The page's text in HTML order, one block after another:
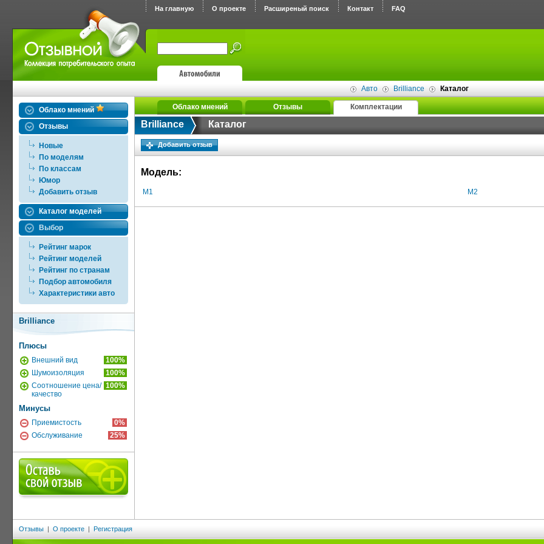
На главную О проекте Расширеный поиск Контакт FAQ
Авто Brilliance Каталог
Облако мнений
Отзывы
Новые
По моделям
По классам
Юмор
Добавить отзыв
Каталог моделей
Выбор
Рейтинг марок
Рейтинг моделей
Рейтинг по странам
Подбор автомобиля
Характеристики авто
Brilliance
Плюсы
Внешний вид
100%
Шумоизоляция
100%
Соотношение цена/
качество
100%
Минусы
Приемистость
0%
Обслуживание
25%
Облако мнений Отзывы Комплектации
Brilliance Каталог
Добавить отзыв
Модель:
M1 M2
Отзывы | О проекте | Регистрация